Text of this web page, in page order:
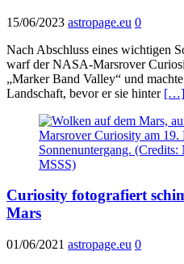
15/06/2023 astropage.eu 0
Nach Abschluss eines wichtigen
warf der NASA-Marsrover
„Marker Band Valley“ und
Landschaft, bevor er sie hinter […]
Curiosity fotografiert
Mars
01/06/2021 astropage.eu 0